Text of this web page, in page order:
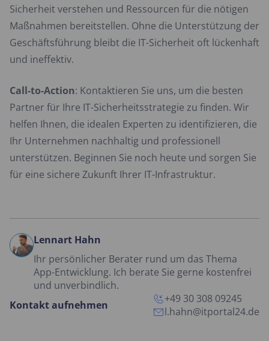
Sicherheit verstehen und Ressourcen für die nötigen
Maßnahmen bereitstellen. Ohne die Unterstützung der
Geschäftsführung bleibt die IT-Sicherheit oft lückenhaft
und ineffektiv.
Call-to-Action: Kontaktieren Sie uns, um die besten
Partner für Ihre IT-Sicherheitsstrategie zu finden. Wir
helfen Ihnen, die idealen Experten zu identifizieren, die
Ihr Unternehmen nachhaltig und professionell
unterstützen. Beginnen Sie noch heute und sorgen Sie
für eine sichere Zukunft Ihrer IT-Infrastruktur.
Lennart Hahn
Ihr persönlicher Berater rund um das Thema
App-Entwicklung. Ich berate Sie gerne kostenfrei
und unverbindlich.
Kontakt aufnehmen
+49 30 308 09245
l.hahn@itportal24.de